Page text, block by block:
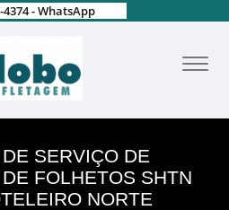
4374 - WhatsApp
SERVIÇO DE
FOLHETOS SHTN
NORTE